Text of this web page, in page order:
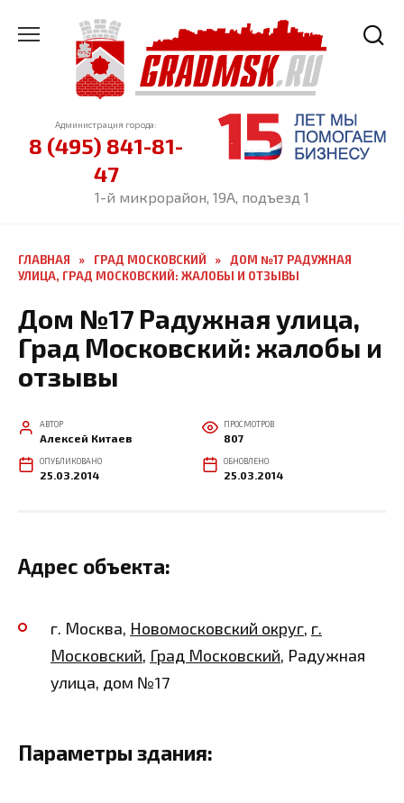
содержанию
Администрация города:
8 (495) 841-81-
47
1-й микрорайон, 19А, подъезд 1
ГЛАВНАЯ » ГРАД МОСКОВСКИЙ »
ДОМ №17 РАДУЖНАЯ
УЛИЦА, ГРАД МОСКОВСКИЙ: ЖАЛОБЫ И ОТЗЫВЫ
Дом №17 Радужная улица,
Град Московский: жалобы и
отзывы
АВТОР
Алексей Китаев
ПРОСМОТРОВ
807
ОПУБЛИКОВАНО
25.03.2014
ОБНОВЛЕНО
25.03.2014
Адрес объекта:
г. Москва, Новомосковский округ, г.
Московский, Град Московский, Радужная
улица, дом №17
Параметры здания: